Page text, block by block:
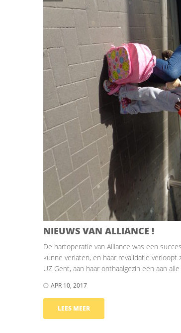
NIEUWS VAN ALLIANCE !
De hartoperatie van Alliance was een
kunne verlaten, en haar revalidatie
UZ Gent, aan haar onthaalgezin een aan
APR 10, 2017
LEES MEER